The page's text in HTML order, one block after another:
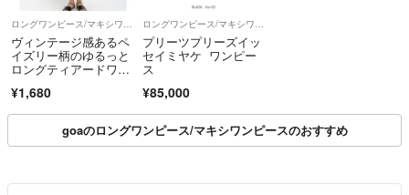
ロングワンピース/マキシワンピース
ヴィンテージ感あるペ
イズリー柄のゆるっと
ロングティアードワン
¥1,680
ロングワンピース/マキシワンピース
プリーツプリーズイッ
セイミヤケ ワンピー
ス
¥85,000
goaのロングワンピース/マキシワンピースのおすすめ